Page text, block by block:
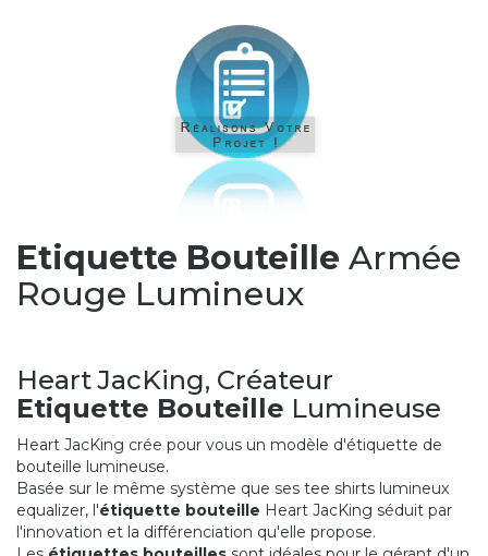
Etiquette Bouteille Armée
Rouge Lumineux
Heart JacKing, Créateur
Etiquette Bouteille Lumineuse
Heart JacKing crée pour vous un modèle d'étiquette de
bouteille lumineuse.
Basée sur le même système que ses tee shirts lumineux
equalizer, l'étiquette bouteille Heart JacKing séduit par
l'innovation et la différenciation qu'elle propose.